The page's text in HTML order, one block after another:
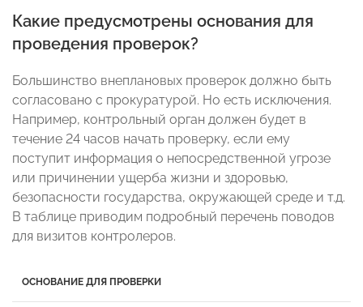
Какие предусмотрены основания для
проведения проверок?
Большинство внеплановых проверок должно быть
согласовано с прокуратурой. Но есть исключения.
Например, контрольный орган должен будет в
течение 24 часов начать проверку, если ему
поступит информация о непосредственной угрозе
или причинении ущерба жизни и здоровью,
безопасности государства, окружающей среде и т.д.
В таблице приводим подробный перечень поводов
для визитов контролеров.
ОСНОВАНИЕ ДЛЯ ПРОВЕРКИ